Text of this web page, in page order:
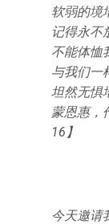
软弱的境
记得永不
不能体恤
与我们一
坦然无惧
蒙恩惠，
16】
今天邀请